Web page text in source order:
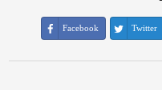
Facebook Twitter